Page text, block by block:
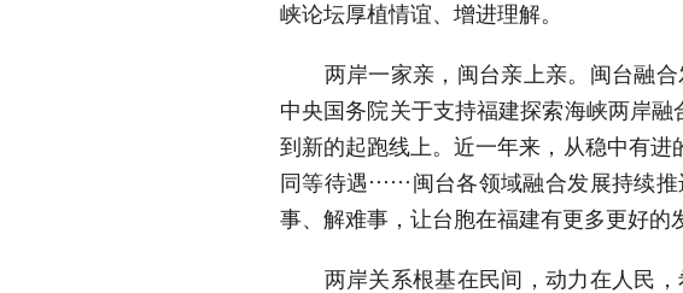
峡论坛厚植情谊、增进理解。
两岸一家亲，闽台亲上亲。闽台融合
中央国务院关于支持福建探索海峡两岸
到新的起跑线上。近一年来，从稳中有进
同等待遇……闽台各领域融合发展持续推
事、解难事，让台胞在福建有更多更好的
两岸关系根基在民间，动力在人民，